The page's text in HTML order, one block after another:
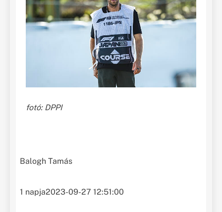
fotó: DPPI
Balogh Tamás
1 napja2023-09-27 12:51:00